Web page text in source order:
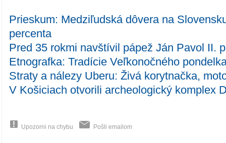
Prieskum: Medziľudská dôvera na
percenta
Pred 35 rokmi navštívil pápež Ján Pavol II.
Etnografka: Tradície Veľkonočného
Straty a nálezy Uberu: Živá korytnačka,
V Košiciach otvorili archeologický komplex
Upozorni na chybu Pošli emailom